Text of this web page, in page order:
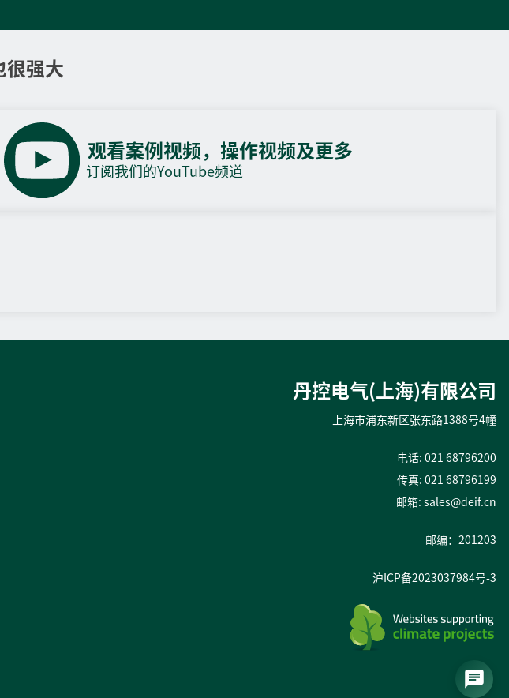
很强大
观看案例视频，操作视频及更多
订阅我们的YouTube频道
丹控电气(上海)有限公司
上海市浦东新区张东路1388号4幢
电话: 021 68796200
传真: 021 68796199
邮箱: sales@deif.cn
邮编：201203
沪ICP备2023037984号-3